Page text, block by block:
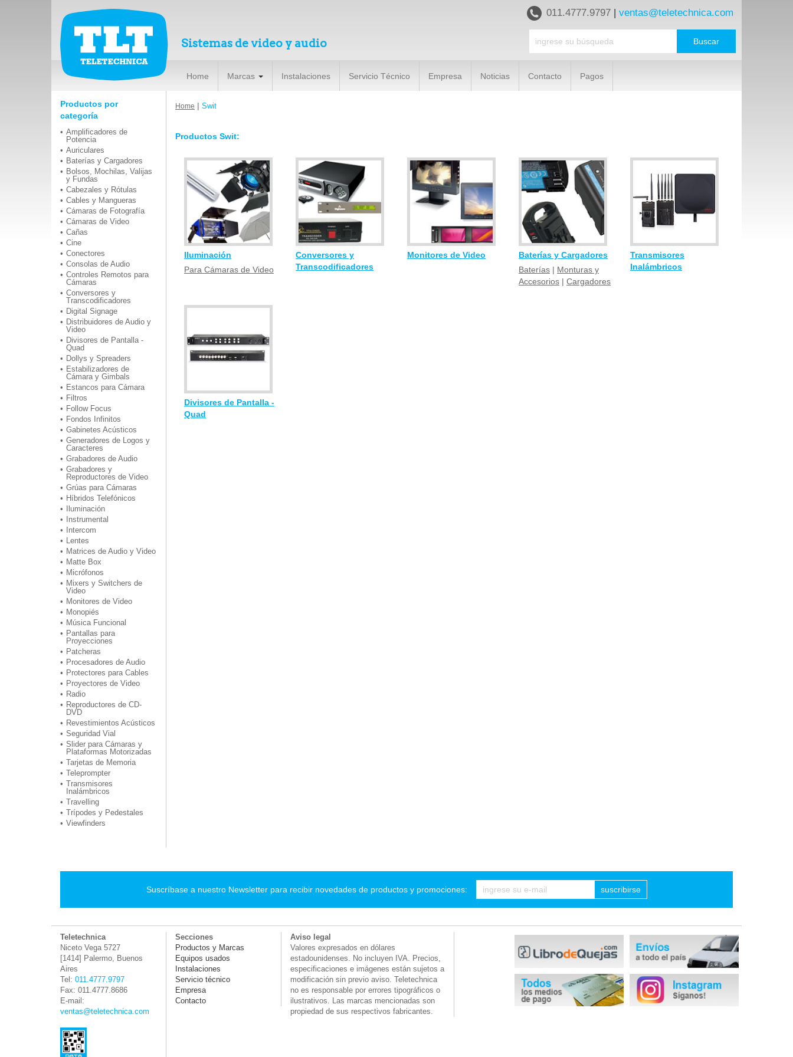
Sistemas de video y audio
011.4777.9797 | ventas@teletechnica.com
Home Marcas Instalaciones Servicio Técnico Empresa Noticias Contacto Pagos
Productos por
categoría
Amplificadores de
Potencia
Auriculares
Baterías y Cargadores
Bolsos, Mochilas, Valijas
y Fundas
Cabezales y Rótulas
Cables y Mangueras
Cámaras de Fotografía
Cámaras de Video
Cañas
Cine
Conectores
Consolas de Audio
Controles Remotos para
Cámaras
Conversores y
Transcodificadores
Digital Signage
Distribuidores de Audio y
Video
Divisores de Pantalla -
Quad
Dollys y Spreaders
Estabilizadores de
Cámara y Gimbals
Estancos para Cámara
Filtros
Follow Focus
Fondos Infinitos
Gabinetes Acústicos
Generadores de Logos y
Caracteres
Grabadores de Audio
Grabadores y
Reproductores de Video
Grúas para Cámaras
Híbridos Telefónicos
Iluminación
Instrumental
Intercom
Lentes
Matrices de Audio y Video
Matte Box
Micrófonos
Mixers y Switchers de
Video
Monitores de Video
Monopiés
Música Funcional
Pantallas para
Proyecciones
Patcheras
Procesadores de Audio
Protectores para Cables
Proyectores de Video
Radio
Reproductores de CD-
DVD
Revestimientos Acústicos
Seguridad Vial
Slider para Cámaras y
Plataformas Motorizadas
Tarjetas de Memoria
Teleprompter
Transmisores
Inalámbricos
Travelling
Trípodes y Pedestales
Viewfinders
Home | Swit
Productos Swit:
Iluminación
Para Cámaras de Video
Conversores y
Transcodificadores
Monitores de Video
Baterías y Cargadores
Baterías | Monturas y
Accesorios | Cargadores
Transmisores
Inalámbricos
Divisores de Pantalla -
Quad
Suscríbase a nuestro Newsletter para recibir novedades de productos y promociones: suscribirse
Teletechnica
Niceto Vega 5727
[1414] Palermo, Buenos
Aires
Tel: 011.4777.9797
Fax: 011.4777.8686
E-mail:
ventas@teletechnica.com
Secciones
Productos y Marcas
Equipos usados
Instalaciones
Servicio técnico
Empresa
Contacto
Aviso legal
Valores expresados en dólares
estadounidenses. No incluyen IVA. Precios,
especificaciones e imágenes están sujetos a
modificación sin previo aviso. Teletechnica
no es responsable por errores tipográficos o
ilustrativos. Las marcas mencionadas son
propiedad de sus respectivos fabricantes.